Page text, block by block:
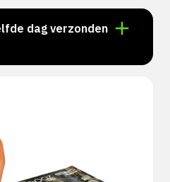
dag verzonden